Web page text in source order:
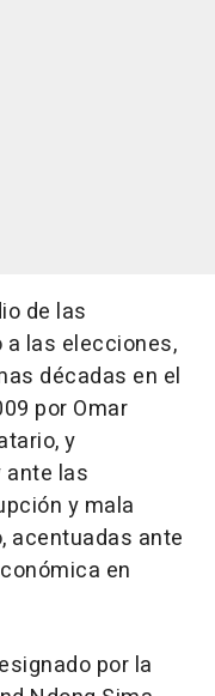
de las
las elecciones,
décadas en el
por Omar
y
ante las
y mala
acentuadas ante
en
por la